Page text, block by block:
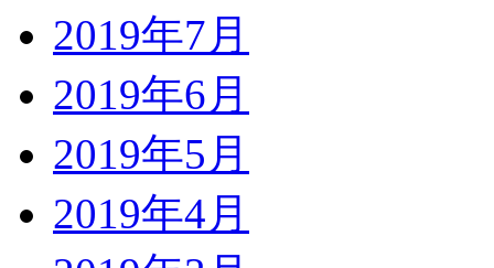
2019年7月
2019年6月
2019年5月
2019年4月